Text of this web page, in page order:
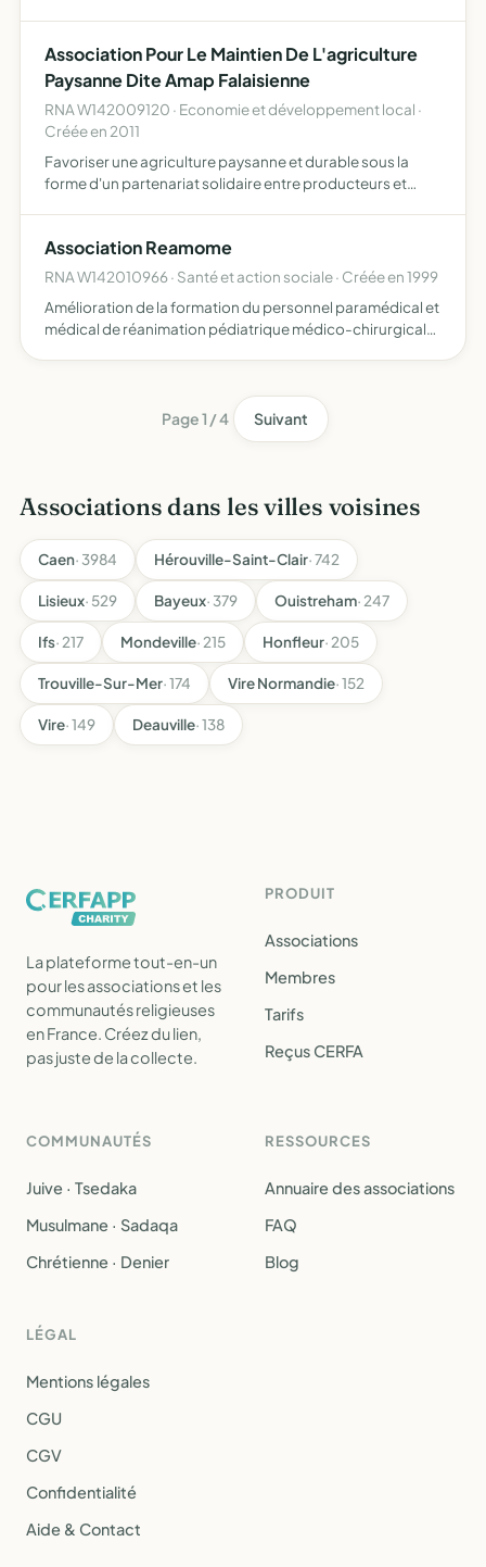
métier…
Association Pour Le Maintien De L'agriculture
Paysanne Dite Amap Falaisienne
RNA W142009120 · Economie et développement local ·
Créée en 2011
Favoriser une agriculture paysanne et durable sous la
forme d'un partenariat solidaire entre producteurs et
équitab…
Association Reamome
RNA W142010966 · Santé et action sociale · Créée en 1999
Amélioration de la formation du personnel paramédical et
médical de réanimation pédiatrique médico-chirurgicale
Page 1 / 4 Suivant
Associations dans les villes voisines
Caen· 3984 Hérouville-Saint-Clair· 742
Lisieux· 529 Bayeux· 379 Ouistreham· 247
Ifs· 217 Mondeville· 215 Honfleur· 205
Trouville-Sur-Mer· 174 Vire Normandie· 152
Vire· 149 Deauville· 138
La plateforme tout-en-un
pour les associations et les
communautés religieuses
en France. Créez du lien,
pas juste de la collecte.
PRODUIT
Associations
Membres
Tarifs
Reçus CERFA
COMMUNAUTÉS
Juive · Tsedaka
Musulmane · Sadaqa
Chrétienne · Denier
RESSOURCES
Annuaire des associations
FAQ
Blog
LÉGAL
Mentions légales
CGU
CGV
Confidentialité
Aide & Contact